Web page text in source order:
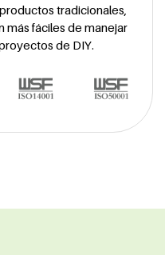
tradicionales,
más fáciles de manejar
de DIY.